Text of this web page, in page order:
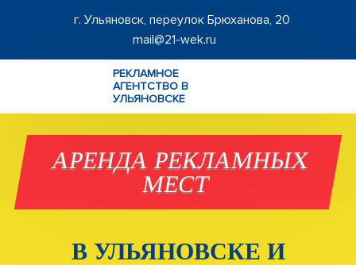
г. Ульяновск, переулок Брюханова, 20
mail@21-wek.ru
РЕКЛАМНОЕ
АГЕНТСТВО В
УЛЬЯНОВСКЕ
АРЕНДА РЕКЛАМНЫХ
МЕСТ
В УЛЬЯНОВСКЕ И